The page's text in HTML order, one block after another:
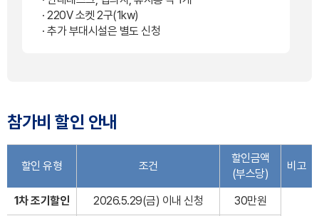
· 220V 소켓 2구(1kw)
· 추가 부대시설은 별도 신청
참가비 할인 안내
할인 유형 조건
할인금액
(부스당)
비고
1차 조기할인 2026.5.29(금) 이내 신청 30만원